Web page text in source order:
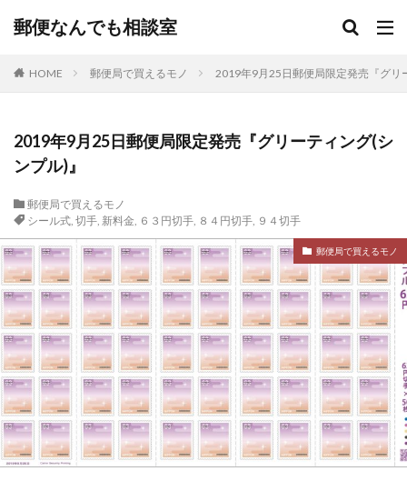
郵便なんでも相談室
HOME 郵便局で買えるモノ 2019年9月25日郵便局限定発売『グリ
2019年9月25日郵便局限定発売『グリーティング(シ
ンプル)』
郵便局で買えるモノ
シール式, 切手, 新料金, ６３円切手, ８４円切手, ９４切手
郵便局で買えるモノ